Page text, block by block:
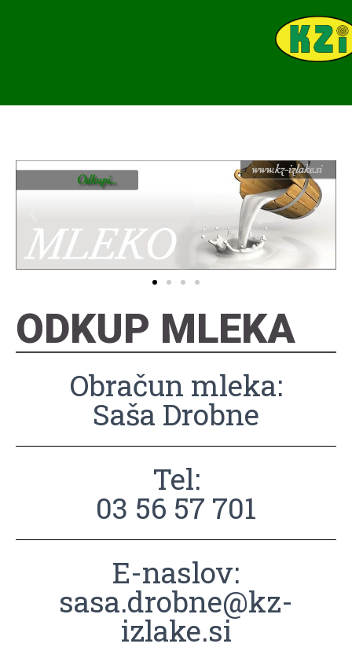
ODKUP MLEKA
Obračun mleka:
Saša Drobne
Tel:
03 56 57 701
E-naslov:
sasa.drobne@kz-
izlake.si